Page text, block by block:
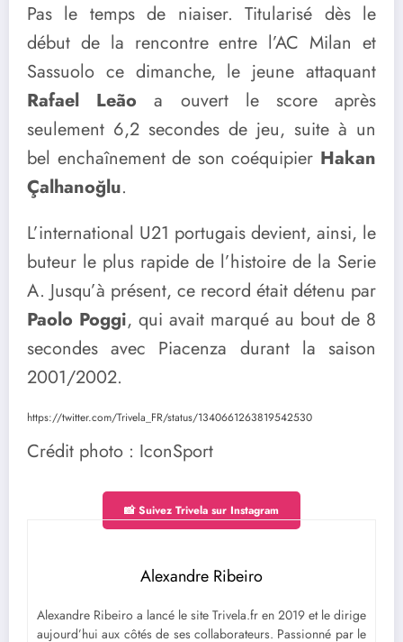
Pas le temps de niaiser. Titularisé dès le
début de la rencontre entre l’AC Milan et
Sassuolo ce dimanche, le jeune attaquant
Rafael Leão a ouvert le score après
seulement 6,2 secondes de jeu, suite à un
bel enchaînement de son coéquipier Hakan
Çalhanoğlu.
L’international U21 portugais devient, ainsi, le
buteur le plus rapide de l’histoire de la Serie
A. Jusqu’à présent, ce record était détenu par
Paolo Poggi, qui avait marqué au bout de 8
secondes avec Piacenza durant la saison
2001/2002.
https://twitter.com/Trivela_FR/status/1340661263819542530
Crédit photo : IconSport
📸 Suivez Trivela sur Instagram
Alexandre Ribeiro
Alexandre Ribeiro a lancé le site Trivela.fr en 2019 et le dirige
aujourd’hui aux côtés de ses collaborateurs. Passionné par le